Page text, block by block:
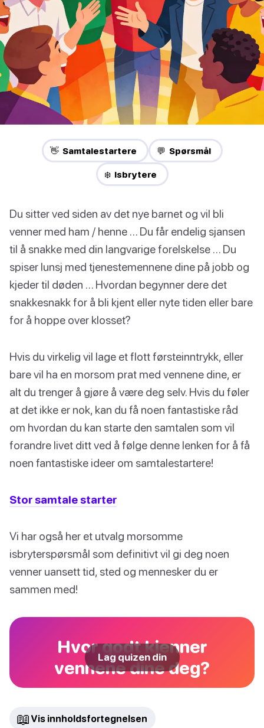
👋 Samtalestartere 💬 Spørsmål
❄️ Isbrytere
Du sitter ved siden av det nye barnet og vil bli
venner med ham / henne … Du får endelig sjansen
til å snakke med din langvarige forelskelse … Du
spiser lunsj med tjenestemennene dine på jobb og
kjeder til døden … Hvordan begynner dere det
snakkesnakk for å bli kjent eller nyte tiden eller bare
for å hoppe over klosset?
Hvis du virkelig vil lage et flott førsteinntrykk, eller
bare vil ha en morsom prat med vennene dine, er
alt du trenger å gjøre å være deg selv. Hvis du føler
at det ikke er nok, kan du få noen fantastiske råd
om hvordan du kan starte den samtalen som vil
forandre livet ditt ved å følge denne lenken for å få
noen fantastiske ideer om samtalestartere!
Stor samtale starter
Vi har også her et utvalg morsomme
isbryterspørsmål som definitivt vil gi deg noen
venner uansett tid, sted og mennesker du er
sammen med!
Hvor godt kjenner
vennene dine deg?
Lag quizen din
📖 Vis innholdsfortegnelsen